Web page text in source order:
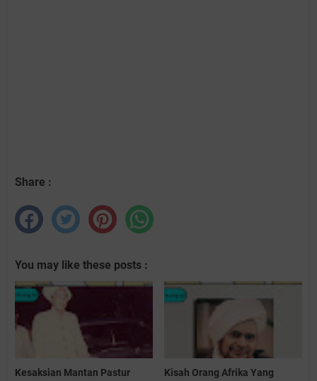
Share :
You may like these posts :
Kesaksian Mantan Pastur
Kisah Orang Afrika Yang